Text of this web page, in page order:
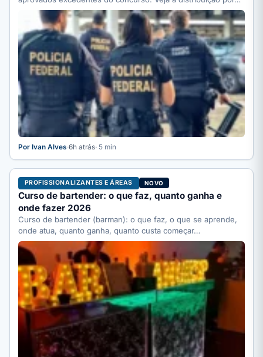
Por Ivan Alves·6h atrás· 5 min
PROFISSIONALIZANTES E ÁREAS NOVO
Curso de bartender: o que faz, quanto ganha e
onde fazer 2026
Curso de bartender (barman): o que faz, o que se aprende,
onde atua, quanto ganha, quanto custa começar…